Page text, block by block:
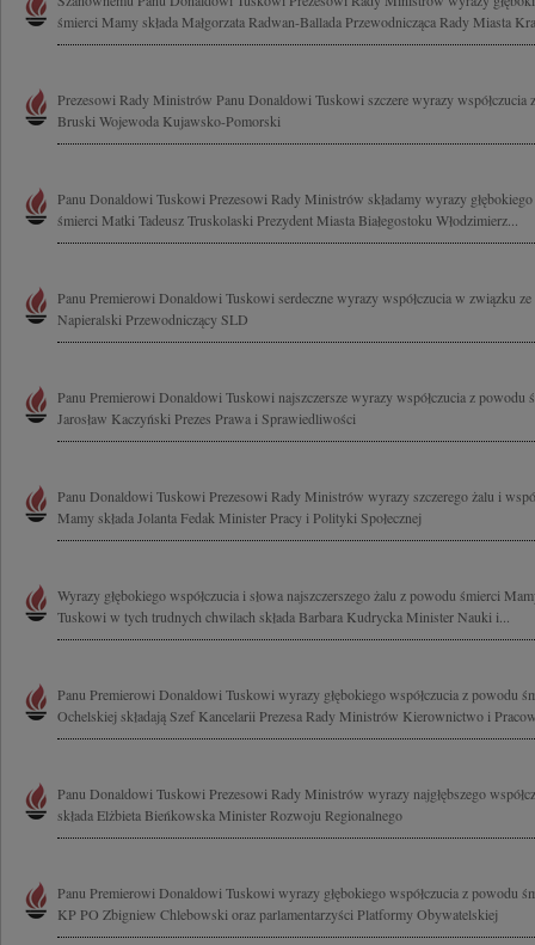
śmierci Mamy składa Małgorzata Radwan-Ballada Przewodnicząca Rady Miasta
Prezesowi Rady Ministrów Panu Donaldowi Tuskowi szczere wyrazy współczucia
Bruski Wojewoda Kujawsko-Pomorski
Panu Donaldowi Tuskowi Prezesowi Rady Ministrów składamy wyrazy
śmierci Matki Tadeusz Truskolaski Prezydent Miasta Białegostoku Włodzimierz...
Panu Premierowi Donaldowi Tuskowi serdeczne wyrazy współczucia w związku
Napieralski Przewodniczący SLD
Panu Premierowi Donaldowi Tuskowi najszczersze wyrazy współczucia z
Jarosław Kaczyński Prezes Prawa i Sprawiedliwości
Panu Donaldowi Tuskowi Prezesowi Rady Ministrów wyrazy szczerego żalu i
Mamy składa Jolanta Fedak Minister Pracy i Polityki Społecznej
Wyrazy głębokiego współczucia i słowa najszczerszego żalu z powodu śmierci
Tuskowi w tych trudnych chwilach składa Barbara Kudrycka Minister Nauki i...
Panu Premierowi Donaldowi Tuskowi wyrazy głębokiego współczucia z powodu
Ochelskiej składają Szef Kancelarii Prezesa Rady Ministrów Kierownictwo i
Panu Donaldowi Tuskowi Prezesowi Rady Ministrów wyrazy najgłębszego
składa Elżbieta Bieńkowska Minister Rozwoju Regionalnego
Panu Premierowi Donaldowi Tuskowi wyrazy głębokiego współczucia z powodu
KP PO Zbigniew Chlebowski oraz parlamentarzyści Platformy Obywatelskiej